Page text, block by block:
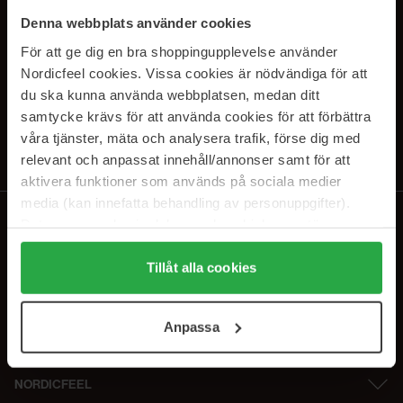
Denna webbplats använder cookies
För att ge dig en bra shoppingupplevelse använder
Nordicfeel cookies. Vissa cookies är nödvändiga för att
du ska kunna använda webbplatsen, medan ditt
samtycke krävs för att använda cookies för att förbättra
våra tjänster, mäta och analysera trafik, förse dig med
relevant och anpassat innehåll/annonser samt för att
aktivera funktioner som används på sociala medier
media (kan innefatta behandling av personuppgifter).
Genom att trycka på "Tillåt alla cookies" accepterar du
alla cookies, medan du under "Detaljer" kan anpassa
användningen av cookies. Du kan när som helst återkalla
samt vår Integritetspolicy.
Tillåt alla cookies
Anpassa
SUBSCRIBE TO OUR
NEWSLETTER
Sähköposti
Tilaamalla hyväksyttietosuojakäytäntömme. Peruuta tilaus milloin
NORDICFEEL